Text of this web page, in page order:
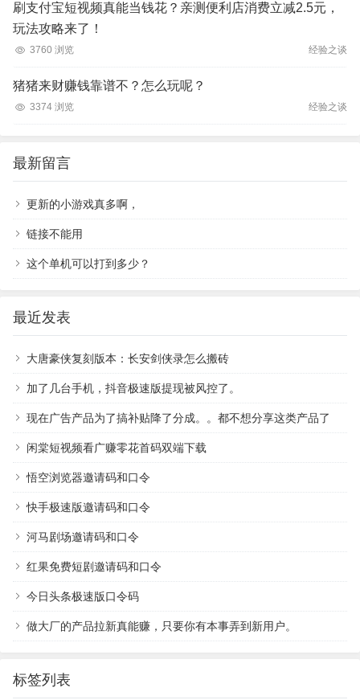
刷支付宝短视频真能当钱花？亲测便利店消费立减2.5元，
玩法攻略来了！
3760 浏览 经验之谈
猪猪来财赚钱靠谱不？怎么玩呢？
3374 浏览 经验之谈
最新留言
更新的小游戏真多啊，
链接不能用
这个单机可以打到多少？
最近发表
大唐豪侠复刻版本：长安剑侠录怎么搬砖
加了几台手机，抖音极速版提现被风控了。
现在广告产品为了搞补贴降了分成。。都不想分享这类产品了
闲棠短视频看广赚零花首码双端下载
悟空浏览器邀请码和口令
快手极速版邀请码和口令
河马剧场邀请码和口令
红果免费短剧邀请码和口令
今日头条极速版口令码
做大厂的产品拉新真能赚，只要你有本事弄到新用户。
标签列表